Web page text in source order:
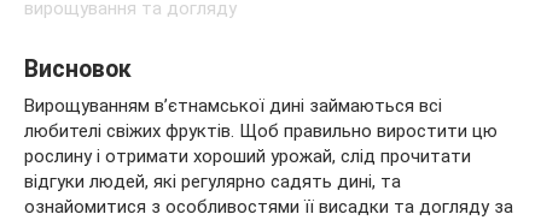
Висновок
Вирощуванням в’єтнамської дині займаються всі
любителі свіжих фруктів. Щоб правильно виростити цю
рослину і отримати хороший урожай, слід прочитати
відгуки людей, які регулярно садять дині, та
ознайомитися з особливостями її висадки та догляду за